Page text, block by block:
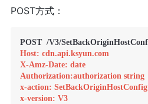
POST方式：
Host: cdn.api.ksyun.com
X-Amz-Date: date
Authorization:authorization string
x-action: SetBackOriginHostConfig
x-version: V3